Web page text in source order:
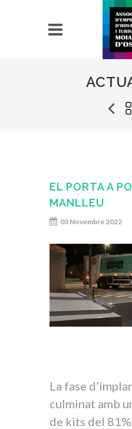
EL PORTA A
MANLLEU
03 Novembre 2022
La fase
culminat amb
de kits del